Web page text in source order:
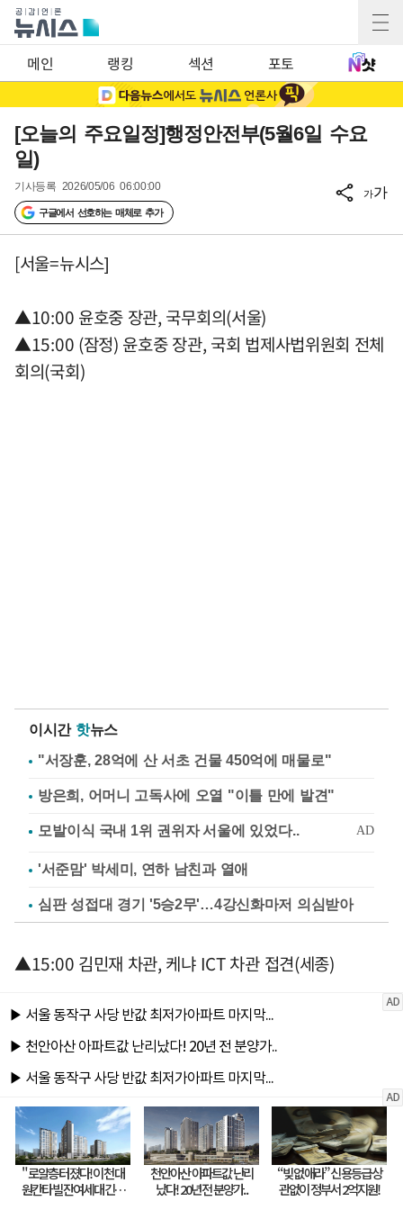
메인 랭킹 섹션 포토
[오늘의 주요일정]행정안전부(5월6일 수요
일)
기사등록 2026/05/06 06:00:00
구글에서 선호하는 매체로 추가
가가
[서울=뉴시스]
▲10:00 윤호중 장관, 국무회의(서울)
▲15:00 (잠정) 윤호중 장관, 국회 법제사법위원회 전체
회의(국회)
이시간 핫뉴스
"서장훈, 28억에 산 서초 건물 450억에 매물로"
방은희, 어머니 고독사에 오열 "이틀 만에 발견"
'서준맘' 박세미, 연하 남친과 열애
심판 성접대 경기 '5승2무'…4강신화마저 의심받아
▲15:00 김민재 차관, 케냐 ICT 차관 접견(세종)